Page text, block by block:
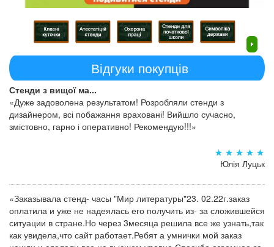
Відгуки покупців
Стенди з вищої ма...
«Дуже задоволена результатом! Розробляли стенди з
дизайнером, всі побажання враховані! Вийшло сучасно,
змістовно, гарно і оперативно! Рекомендую!!!»
Юлія Луцьк
«Заказывала стенд- часы "Мир литературы"23. 02.22г.заказ
оплатила и уже не надеялась его получить из- за сложившейся
ситуации в стране.Но через 3месяца решила все же узнать,так
как увидела,что сайт работает.Ребят а умнички мой заказ